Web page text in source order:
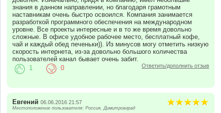
знания в данном направлении, но благодаря грамотным
наставникам очень быстро освоился. Компания занимается
разработкой программного обеспечения на международном
уровне. Все проекты интересные и в то же время довольно
сложные. В офисе удобное рабочее место, бесплатный кофе,
чай и каждый обед печеньки)). Из минусов могу отметить низкую
скорость интернета, из-за довольно большого количества
пользователей канал бывает очень забит.
Ответить/дополнить отзыв
1 0
Евгений 06.06.2016 21:57
Местоположение пользователя: Россия, Димитровград